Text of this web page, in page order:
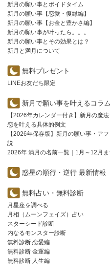
新月の願い事とボイドタイム
新月の願い事【恋愛・復縁編】
新月の願い事【お金と豊かさ編】
新月の願い事が叶ったら。。。
新月の願い事とその効果とは？
新月と満月について
無料プレゼント
LINEお友だち限定
新月で願い事を叶えるコラム
【2026年カレンダー付き】新月の魔
恋を叶える具体的例文
【2026年保存版】新月の願い事・ア
説
2026年 満月の名前一覧｜1月～12月
惑星の順行・逆行 最新情報
無料占い・無料診断
月星座を調べる
月相（ムーンフェイズ）占い
スターシード診断
内なるモンスター診断
無料診断 恋愛編
無料診断 金運編
無料診断 人生編